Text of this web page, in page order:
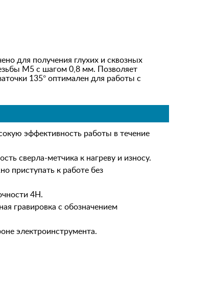
для получения глухих и сквозных
M5 с шагом 0,8 мм. Позволяет
135° оптимален для работы с
эффективность работы в течение
сверла-метчика к нагреву и износу.
приступать к работе без
4H.
гравировка с обозначением
электроинструмента.